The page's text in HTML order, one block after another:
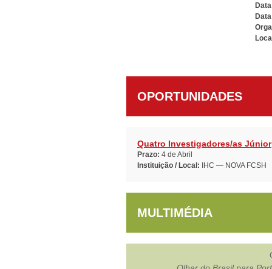
OPORTUNIDADES
Quatro Investigadores/as Júnior
Prazo: 4 de Abril
Instituição / Local: IHC — NOVA FCSH
MULTIMÉDIA